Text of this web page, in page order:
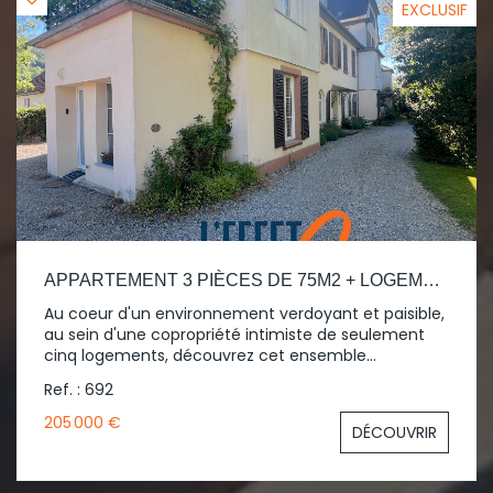
105.000e HAI N'hésitez pas à nous contacter pour
plus de renseignements ou prévoir une visite .
EXCLUSIF
APPARTEMENT 3 PIÈCES DE 75M2 + LOGEMENT INDÉPENDANT DE 26M2
Au coeur d'un environnement verdoyant et paisible,
au sein d'une copropriété intimiste de seulement
cinq logements, découvrez cet ensemble
différentes possibilités d'occupation ou
d'investissement locatif. Implantée dans une
ancienne demeure de caractère chargée d'histoire,
cette propriété a notamment accueilli Maurice
Koechlin, ingénieur alsacien ayant collaboré avec
Ref. : 692
205 000 €
DÉCOUVRIR